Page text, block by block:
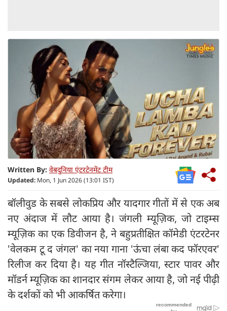
Written By: वेबदुनिया एंटरटेनमेंट टीम
Updated: Mon, 1 Jun 2026 (13:01 IST)
बॉलीवुड के सबसे लोकप्रिय और यादगार गीतों में से एक अब
नए अंदाज में लौट आया है। जंगली म्यूज़िक, जो टाइम्स
म्यूज़िक का एक डिवीजन है, ने बहुप्रतीक्षित कॉमेडी एंटरटेनर
'वेलकम टू द जंगल' का नया गाना 'ऊंचा लंबा कद फॉरएवर'
रिलीज कर दिया है। यह गीत नॉस्टैल्जिया, स्टार पावर और
मॉडर्न म्यूज़िक का शानदार संगम लेकर आया है, जो नई पीढ़ी
के दर्शकों को भी आकर्षित करेगा।